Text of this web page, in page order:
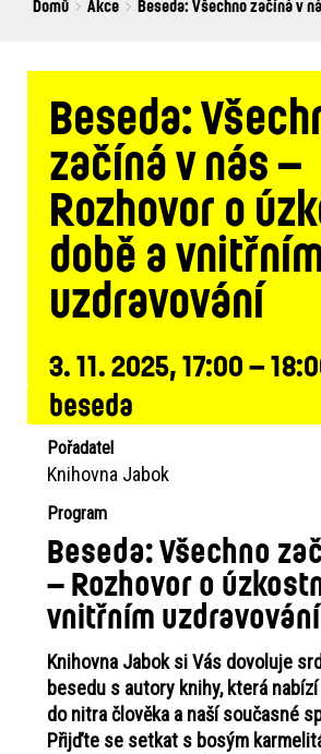
Breadcrumbs
You
Domů Akce Beseda: Všechno začíná v
Beseda:
začíná v nás –
Rozhovor o
době a
uzdravování
3. 11. 2025, 17:00 –
beseda
Pořadatel
Knihovna Jabok
Program
Beseda: Všechno
– Rozhovor o
vnitřním uzdravování
Knihovna Jabok si Vás dovoluje
besedu s autory knihy, která
do nitra člověka a naší současné
Přijďte se setkat s bosým